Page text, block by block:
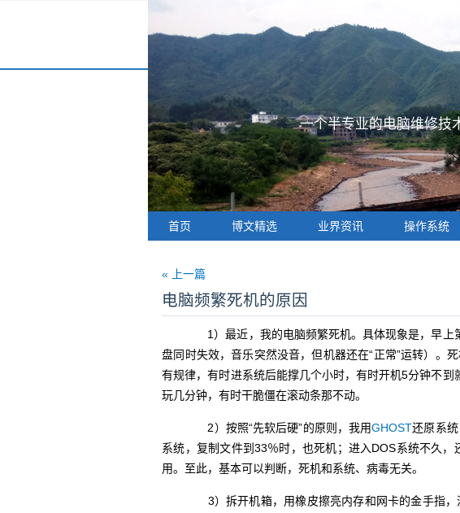
一个半专业的电脑维修技
首页 博文精选 业界资讯 操作系统
« 上一篇
电脑频繁死机的原因
1）最近，我的电脑频繁死机。具体现象是，早上
盘同时失效，音乐突然没音，但机器还在“正常”运转）。
有规律，有时进系统后能撑几个小时，有时开机5分钟不
玩几分钟，有时干脆僵在滚动条那不动。
2）按照“先软后硬”的原则，我用GHOST还原系
系统，复制文件到33％时，也死机；进入DOS系统不久
用。至此，基本可以判断，死机和系统、病毒无关。
3）拆开机箱，用橡皮擦亮内存和网卡的金手指，